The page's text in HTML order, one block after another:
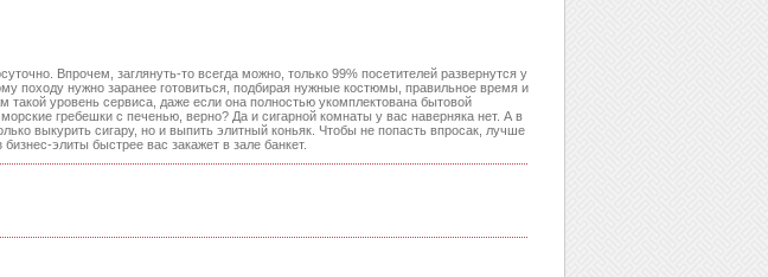
Впрочем, заглянуть-то всегда можно, только 99% посетителей развернутся у
походу нужно заранее готовиться, подбирая нужные костюмы, правильное время и
уровень сервиса, даже если она полностью укомплектована бытовой
гребешки с печенью, верно? Да и сигарной комнаты у вас наверняка нет. А в
выкурить сигару, но и выпить элитный коньяк. Чтобы не попасть впросак, лучше
элиты быстрее вас закажет в зале банкет.